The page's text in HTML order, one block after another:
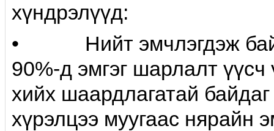
хүндрэлүүд:
• Нийт эмчлэгдэж
90%-д эмгэг шарлалт
хийх шаардлагатай
хүрэлцээ муугаас нярайн